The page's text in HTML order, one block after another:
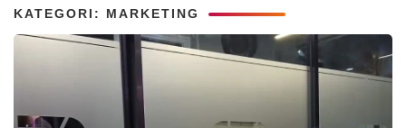
KATEGORI: MARKETING